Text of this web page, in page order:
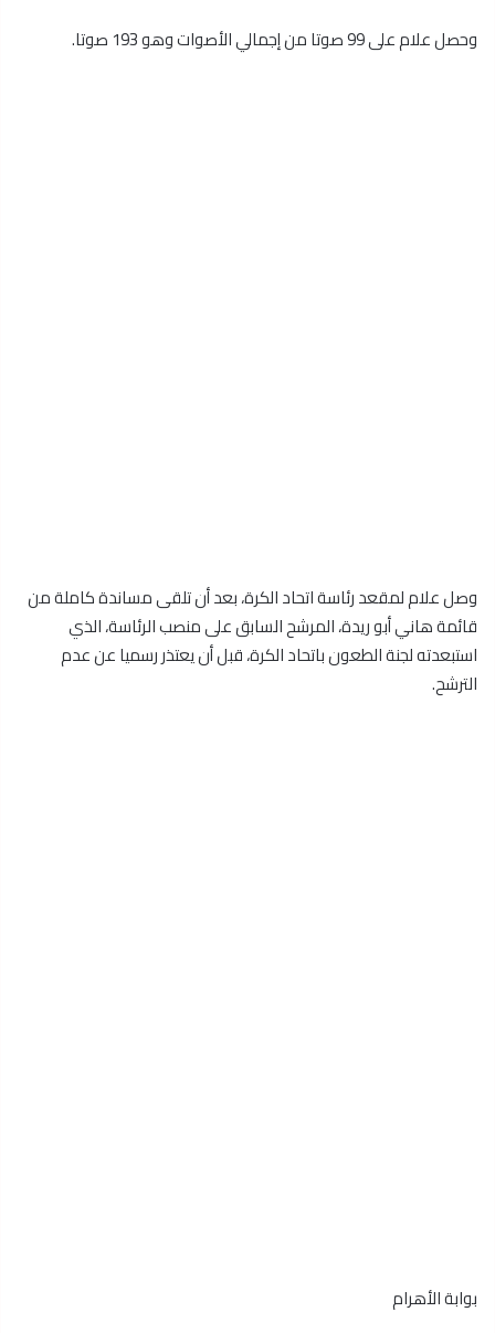
وحصل علام على 99 صوتا من إجمالي الأصوات وهو 193 صوتا.
وصل علام لمقعد رئاسة اتحاد الكرة، بعد أن تلقى مساندة كاملة من
قائمة هاني أبو ريدة، المرشح السابق على منصب الرئاسة، الذي
استبعدته لجنة الطعون باتحاد الكرة، قبل أن يعتذر رسميا عن عدم
الترشح.
بوابة الأهرام